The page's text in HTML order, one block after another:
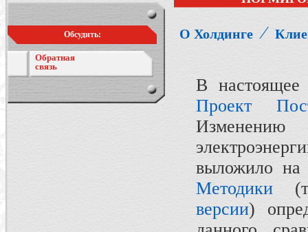
Обсудить:
Обратная
связь
О Холдинге ⁄
В настоящее
Проект
выложило на
Методики
версии)